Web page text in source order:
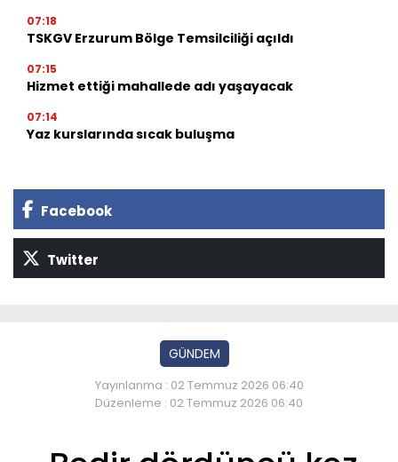
07:18
TSKGV Erzurum Bölge Temsilciliği açıldı
07:15
Hizmet ettiği mahallede adı yaşayacak
07:14
Yaz kurslarında sıcak buluşma
Facebook
Twitter
GÜNDEM
Yayınlanma : 02 Temmuz 2026 06:40
Düzenleme : 02 Temmuz 2026 06:40